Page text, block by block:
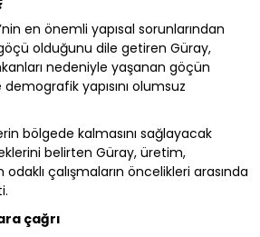
en önemli yapısal sorunlarından
olduğunu dile getiren Güray,
nedeniyle yaşanan göçün
yapısını olumsuz
bölgede kalmasını sağlayacak
belirten Güray, üretim,
çalışmaların öncelikleri arasında
çağrı